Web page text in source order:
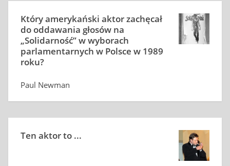
Który amerykański aktor zachęcał
do oddawania głosów na
„Solidarność” w wyborach
parlamentarnych w Polsce w 1989
roku?
Paul Newman
Gary Cooper
Ten aktor to ...